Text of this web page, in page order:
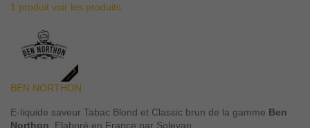
1 produit voir les produits
BEN NORTHON
E-liquide saveur Tabac Blond et Classic brun de la gamme Ben
Northon . Elaboré en France par Solevan